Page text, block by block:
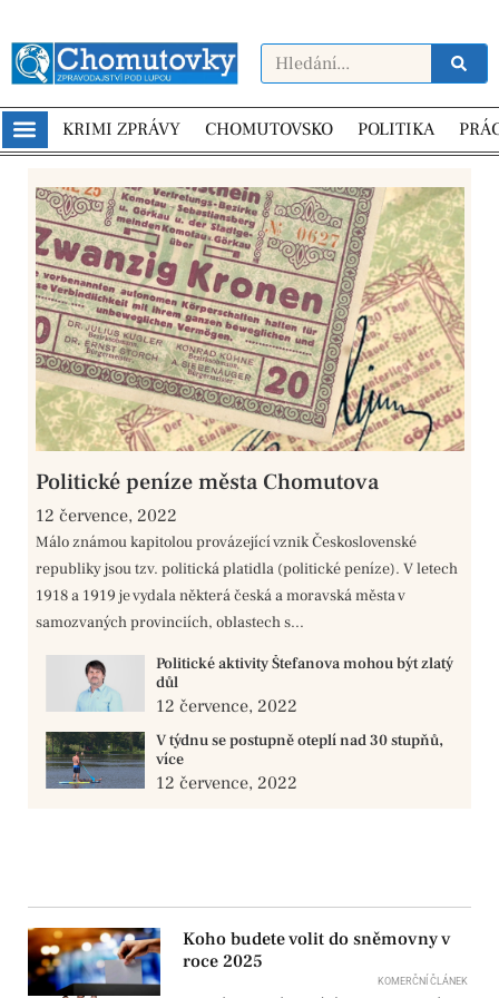
KRIMI ZPRÁVY CHOMUTOVSKO POLITIKA
Politické peníze města Chomutova
12 července, 2022
Málo známou kapitolou provázející vznik Československé
republiky jsou tzv. politická platidla (politické peníze). V letech
1918 a 1919 je vydala některá česká a moravská města v
samozvaných provinciích, oblastech s...
Politické aktivity Štefanova mohou být zlatý
důl
12 července, 2022
V týdnu se postupně oteplí nad 30 stupňů,
více
12 července, 2022
Koho budete volit do sněmovny v
roce 2025
KOMERČNÍ ČLÁNEK